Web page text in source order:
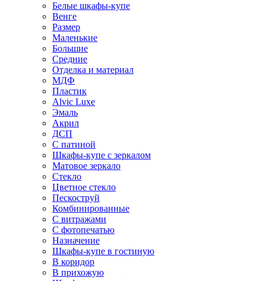
Белые шкафы-купе
Венге
Размер
Маленькие
Большие
Средние
Отделка и материал
МДФ
Пластик
Alvic Luxe
Эмаль
Акрил
ДСП
С патиной
Шкафы-купе с зеркалом
Матовое зеркало
Стекло
Цветное стекло
Пескоструй
Комбинированные
С витражами
С фотопечатью
Назначение
Шкафы-купе в гостиную
В коридор
В прихожую